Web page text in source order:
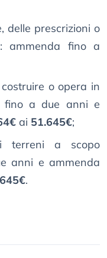
delle prescrizioni o
ammenda fino a
o opera in
fino a due anni e
ai 51.645€;
terreni a scopo
anni e ammenda
.